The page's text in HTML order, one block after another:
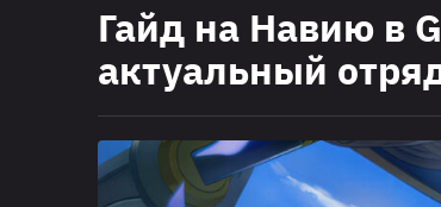
Гайд на Навию в
актуальный